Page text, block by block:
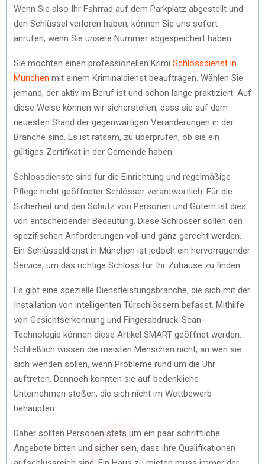
Wenn Sie also Ihr Fahrrad auf dem Parkplatz abgestellt und
den Schlüssel verloren haben, können Sie uns sofort
anrufen, wenn Sie unsere Nummer abgespeichert haben.
Sie möchten einen professionellen Krimi Schlossdienst in
München mit einem Kriminaldienst beauftragen. Wählen Sie
jemand, der aktiv im Beruf ist und schon lange praktiziert. Auf
diese Weise können wir sicherstellen, dass sie auf dem
neuesten Stand der gegenwärtigen Veränderungen in der
Branche sind. Es ist ratsam, zu überprüfen, ob sie ein
gültiges Zertifikat in der Gemeinde haben.
Schlossdienste sind für die Einrichtung und regelmäßige
Pflege nicht geöffneter Schlösser verantwortlich. Für die
Sicherheit und den Schutz von Personen und Gütern ist dies
von entscheidender Bedeutung. Diese Schlösser sollen den
spezifischen Anforderungen voll und ganz gerecht werden.
Ein Schlüsseldienst in München ist jedoch ein hervorragender
Service, um das richtige Schloss für Ihr Zuhause zu finden.
Es gibt eine spezielle Dienstleistungsbranche, die sich mit der
Installation von intelligenten Türschlössern befasst. Mithilfe
von Gesichtserkennung und Fingerabdruck-Scan-
Technologie können diese Artikel SMART geöffnet werden.
Schließlich wissen die meisten Menschen nicht, an wen sie
sich wenden sollen, wenn Probleme rund um die Uhr
auftreten. Dennoch könnten sie auf bedenkliche
Unternehmen stoßen, die sich nicht im Wettbewerb
behaupten.
Daher sollten Personen stets um ein paar schriftliche
Angebote bitten und sicher sein, dass ihre Qualifikationen